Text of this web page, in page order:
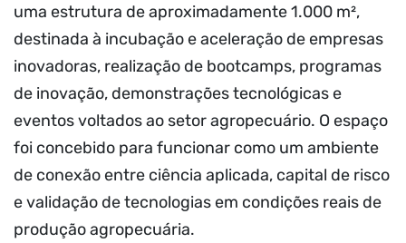
uma estrutura de aproximadamente 1.000 m²,
destinada à incubação e aceleração de empresas
inovadoras, realização de bootcamps, programas
de inovação, demonstrações tecnológicas e
eventos voltados ao setor agropecuário. O espaço
foi concebido para funcionar como um ambiente
de conexão entre ciência aplicada, capital de risco
e validação de tecnologias em condições reais de
produção agropecuária.